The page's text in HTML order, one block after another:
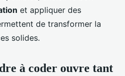
et appliquer des
de transformer la
solides.
à coder ouvre tant